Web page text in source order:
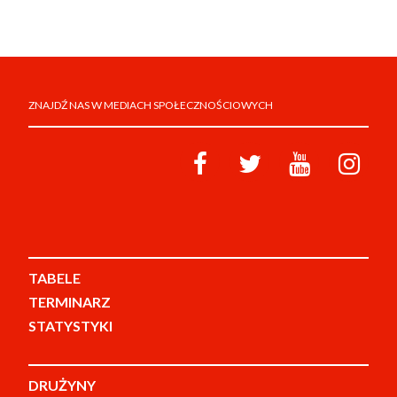
ZNAJDŹ NAS W MEDIACH SPOŁECZNOŚCIOWYCH
TABELE
TERMINARZ
STATYSTYKI
DRUŻYNY